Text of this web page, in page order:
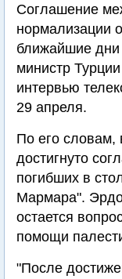
Соглашение
нормализации
ближайшие дни
министр
интервью
29 апреля.
По его словам,
достигнуто
погибших в
Мармара".
остается
помощи
"После